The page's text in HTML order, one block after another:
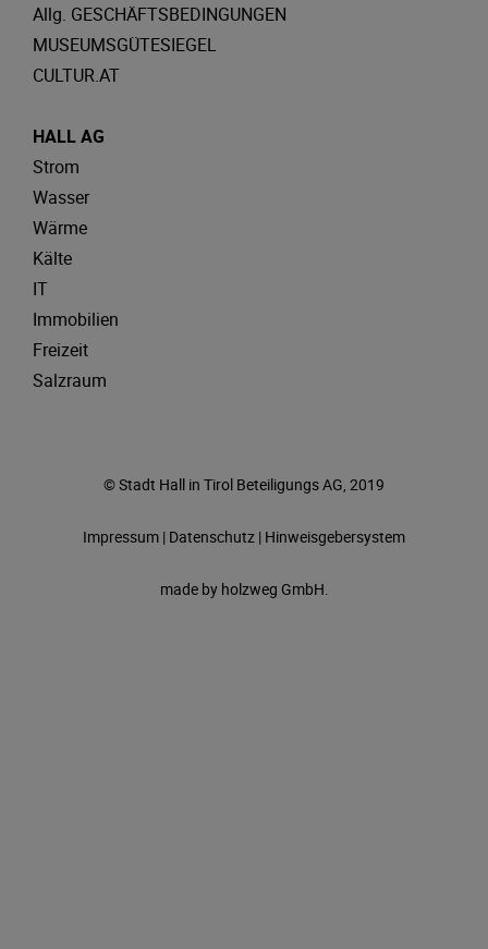
Allg. GESCHÄFTSBEDINGUNGEN
MUSEUMSGÜTESIEGEL
CULTUR.AT
HALL AG
Strom
Wasser
Wärme
Kälte
IT
Immobilien
Freizeit
Salzraum
© Stadt Hall in Tirol Beteiligungs AG, 2019
Impressum | Datenschutz | Hinweisgebersystem
made by holzweg GmbH.